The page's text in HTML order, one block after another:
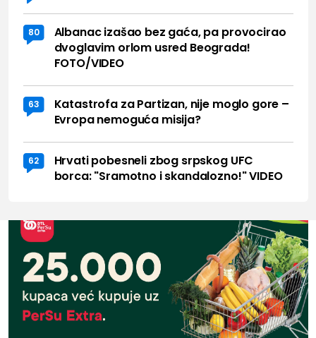
80
Albanac izašao bez gaća, pa provocirao
dvoglavim orlom usred Beograda!
FOTO/VIDEO
63
Katastrofa za Partizan, nije moglo gore –
Evropa nemoguća misija?
62
Hrvati pobesneli zbog srpskog UFC
borca: "Sramotno i skandalozno!" VIDEO